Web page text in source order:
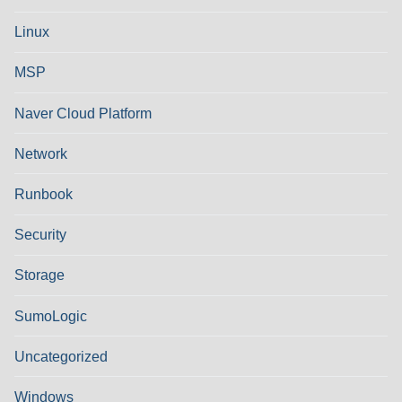
Linux
MSP
Naver Cloud Platform
Network
Runbook
Security
Storage
SumoLogic
Uncategorized
Windows